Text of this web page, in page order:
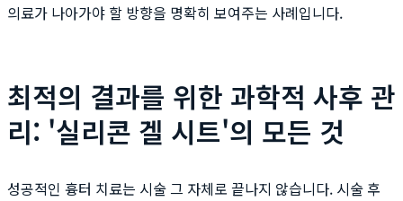
의료가 나아가야 할 방향을 명확히 보여주는 사례입니다.
최적의 결과를 위한 과학적 사후 관
리: '실리콘 겔 시트'의 모든 것
성공적인 흉터 치료는 시술 그 자체로 끝나지 않습니다. 시술 후